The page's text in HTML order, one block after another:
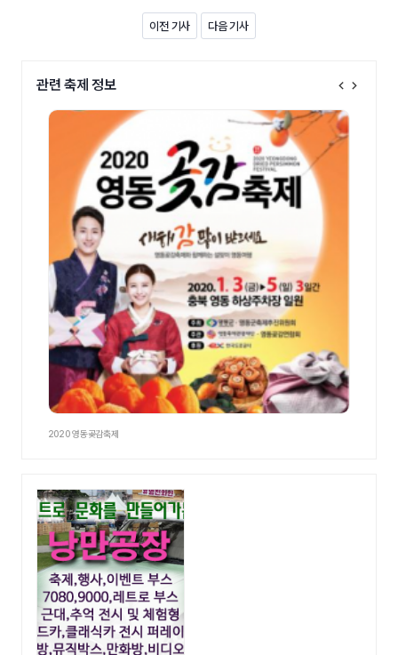
이전 기사 다음 기사
관련 축제 정보
2020 영동곶감축제